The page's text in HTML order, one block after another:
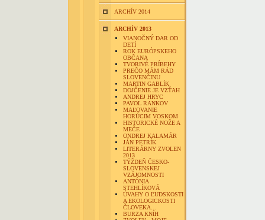
ARCHÍV 2014
ARCHÍV 2013
VIANOČNÝ DAR OD
DETÍ
ROK EURÓPSKEHO
OBČANA
TVORIVÉ PRÍBEHY
PREČO MÁM RÁD
SLOVENČINU
MARTIN GABLÍK
DOJČENIE JE VZŤAH
ANDREJ HRYC
PAVOL RANKOV
MAĽOVANIE
HORÚCIM VOSKOM
HISTORICKÉ NOŽE A
MEČE
ONDREJ KALAMÁR
JÁN PETRÍK
LITERÁRNY ZVOLEN
2013
TÝŽDEŇ ČESKO-
SLOVENSKEJ
VZÁJOMNOSTI
ANTÓNIA
STEHLÍKOVÁ
ÚVAHY O ĽUDSKOSTI
A EKOLOGICKOSTI
ČLOVEKA...
BURZA KNÍH